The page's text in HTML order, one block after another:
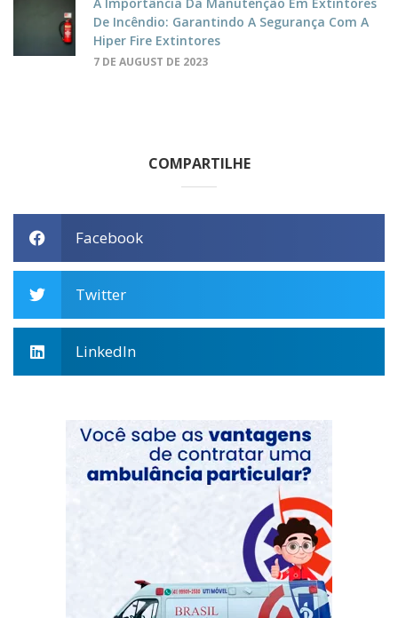
De Incêndio: Garantindo A Segurança Com A
Hiper Fire Extintores
7 DE AUGUST DE 2023
COMPARTILHE
Facebook
Twitter
LinkedIn